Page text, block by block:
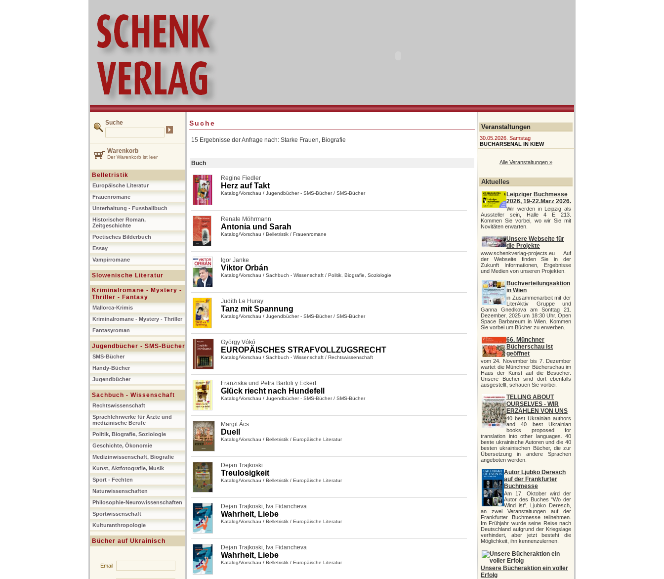
Suche
Warenkorb
Der Warenkorb ist leer
Belletristik
Europäische Literatur
Frauenromane
Unterhaltung - Fussballbuch
Historischer Roman,
Zeitgeschichte
Poetisches Bilderbuch
Essay
Vampirromane
Slowenische Literatur
Kriminalromane - Mystery -
Thriller - Fantasy
Mallorca-Krimis
Kriminalromane - Mystery - Thriller
Fantasyroman
Jugendbücher - SMS-Bücher
SMS-Bücher
Handy-Bücher
Jugendbücher
Sachbuch - Wissenschaft
Rechtswissenschaft
Sprachlehrwerke für Ärzte und
medizinische Berufe
Politik, Biografie, Soziologie
Geschichte, Ökonomie
Medizinwissenschaft, Biografie
Kunst, Aktfotografie, Musik
Sport - Fechten
Naturwissenschaften
Philosophie-Neurowissenschaften
Sportwissenschaft
Kulturanthropologie
Bücher auf Ukrainisch
Email
Suche
15 Ergebnisse der Anfrage nach: Starke Frauen, Biografie
Buch
Regine Fiedler
Herz auf Takt
Katalog/Vorschau / Jugendbücher - SMS-Bücher/ SMS-Bücher
Renate Möhrmann
Antonia und Sarah
Katalog/Vorschau / Belletristik / Frauenromane
Igor Janke
Viktor Orbán
Katalog/Vorschau / Sachbuch - Wissenschaft / Politik, Biografie, Soziologie
Judith Le Huray
Tanz mit Spannung
Katalog/Vorschau / Jugendbücher - SMS-Bücher/ SMS-Bücher
György Vókó
EUROPÄISCHES STRAFVOLLZUGSRECHT
Katalog/Vorschau / Sachbuch - Wissenschaft / Rechtswissenschaft
Franziska und Petra Bartoli y Eckert
Glück riecht nach Hundefell
Katalog/Vorschau / Jugendbücher - SMS-Bücher/ SMS-Bücher
Margit Ács
Duell
Katalog/Vorschau / Belletristik / Europäische Literatur
Dejan Trajkoski
Treulosigkeit
Katalog/Vorschau / Belletristik / Europäische Literatur
Dejan Trajkoski, Iva Fidancheva
Wahrheit, Liebe
Katalog/Vorschau / Belletristik / Europäische Literatur
Dejan Trajkoski, Iva Fidancheva
Wahrheit, Liebe
Katalog/Vorschau / Belletristik / Europäische Literatur
Veranstaltungen
30.05.2026. Samstag
BUCHARSENAL IN KIEW
Alle Veranstaltungen »
Aktuelles
Leipziger Buchmesse
2026, 19-22.März 2026.
Wir werden in Leipzig als
Aussteller sein, Halle 4 E 213.
Kommen Sie vorbei, wo wir Sie mit
Novitäten erwarten.
Unsere Webseite für
die Projekte
www.schenkverlag-projects.eu Auf
der Webseite finden Sie in der
Zukunft Informationen, Ergebnisse
und Medien von unseren Projekten.
Buchverteilungsaktion
in Wien
in Zusammenarbeit mit der
LiterAktiv Gruppe und
Ganna Gnedkova am Sonttag 21.
Dezember, 2025 um 18:30 Uhr.,Open
Space Barbareum in Wien. Kommen
Sie vorbei um Bücher zu erwerben.
66. Münchner
Bücherschau ist
geöffnet
vom 24. November bis 7. Dezember
wartet die Münchner Bücherschau im
Haus der Kunst auf die Besucher.
Unsere Bücher sind dort ebenfalls
ausgestellt, schauen Sie vorbei.
TELLING ABOUT
OURSELVES - WIR
ERZÄHLEN VON UNS
40 best Ukrainian authors
and 40 best Ukrainian
books proposed for
translation into other languages. 40
beste ukrainische Autoren und die 40
besten ukrainischen Bücher, die zur
Übersetzung in andere Sprachen
angeboten werden.
Autor Ljubko Deresch
auf der Frankfurter
Buchmesse
Am 17. Oktober wird der
Autor des Buches "Wo der
Wind ist", Ljubko Deresch,
an zwei Veranstaltungen auf der
Frankfurter Buchmesse teilnehmen.
Im Frühjahr wurde seine Reise nach
Deutschland aufgrund der Kriegslage
verhindert, aber jetzt besteht die
Möglichkeit, ihn kennenzulernen.
Unsere Bücheraktion ein voller
Erfolg